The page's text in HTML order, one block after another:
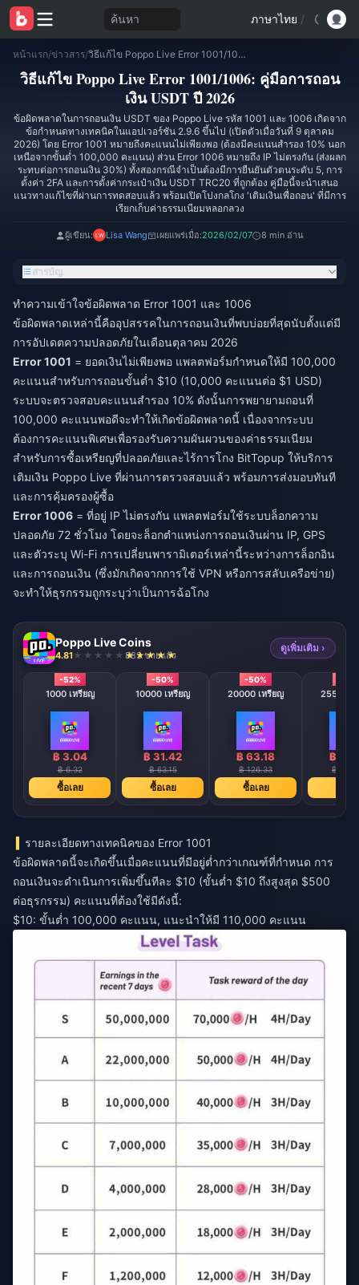
ค้นหา ภาษาไทย /
หน้าแรก/ข่าวสาร/ วิธีแก้ไข Poppo Live Error 1001/1006: คู่มือการถอนเงิน USDT ปี 2026
วิธีแก้ไข Poppo Live Error 1001/1006: คู่มือการถอน
เงิน USDT ปี 2026
ข้อผิดพลาดในการถอนเงิน USDT ของ Poppo Live รหัส 1001 และ 1006 เกิดจาก
ข้อกำหนดทางเทคนิคในแอปเวอร์ชัน 2.9.6 ขึ้นไป (เปิดตัวเมื่อวันที่ 9 ตุลาคม
2026) โดย Error 1001 หมายถึงคะแนนไม่เพียงพอ (ต้องมีคะแนนสำรอง 10% นอก
เหนือจากขั้นต่ำ 100,000 คะแนน) ส่วน Error 1006 หมายถึง IP ไม่ตรงกัน (ส่งผลก
ระทบต่อการถอนเงิน 30%) ทั้งสองกรณีจำเป็นต้องมีการยืนยันตัวตนระดับ 5, การ
ตั้งค่า 2FA และการตั้งค่ากระเป๋าเงิน USDT TRC20 ที่ถูกต้อง คู่มือนี้จะนำเสนอ
แนวทางแก้ไขที่ผ่านการทดสอบแล้ว พร้อมเปิดโปงกลโกง 'เติมเงินเพื่อถอน' ที่มีการ
เรียกเก็บค่าธรรมเนียมหลอกลวง
ผู้เขียน: Lisa Wang เผยแพร่เมื่อ:2026/02/07 8 min อ่าน
สารบัญ
ทำความเข้าใจข้อผิดพลาด Error 1001 และ 1006
ข้อผิดพลาดเหล่านี้คืออุปสรรคในการถอนเงินที่พบบ่อยที่สุดนับตั้งแต่มี
การอัปเดตความปลอดภัยในเดือนตุลาคม 2026
Error 1001 = ยอดเงินไม่เพียงพอ แพลตฟอร์มกำหนดให้มี 100,000
คะแนนสำหรับการถอนขั้นต่ำ $10 (10,000 คะแนนต่อ $1 USD)
ระบบจะตรวจสอบคะแนนสำรอง 10% ดังนั้นการพยายามถอนที่
100,000 คะแนนพอดีจะทำให้เกิดข้อผิดพลาดนี้ เนื่องจากระบบ
ต้องการคะแนนพิเศษเพื่อรองรับความผันผวนของค่าธรรมเนียม
สำหรับการซื้อเหรียญที่ปลอดภัยและไร้การโกง BitTopup ให้บริการ
เติมเงิน Poppo Live ที่ผ่านการตรวจสอบแล้ว พร้อมการส่งมอบทันที
และการคุ้มครองผู้ซื้อ
Error 1006 = ที่อยู่ IP ไม่ตรงกัน แพลตฟอร์มใช้ระบบล็อกความ
ปลอดภัย 72 ชั่วโมง โดยจะล็อกตำแหน่งการถอนเงินผ่าน IP, GPS
และตัวระบุ Wi-Fi การเปลี่ยนพารามิเตอร์เหล่านี้ระหว่างการล็อกอิน
และการถอนเงิน (ซึ่งมักเกิดจากการใช้ VPN หรือการสลับเครือข่าย)
จะทำให้ธุรกรรมถูกระบุว่าเป็นการฉ้อโกง
Poppo Live Coins
4.81 883 ขายแล้ว
ดูเพิ่มเติม ›
-52%
1000 เหรียญ
฿ 3.04
฿ 6.32
ซื้อเลย
-50%
10000 เหรียญ
฿ 31.42
฿ 63.15
ซื้อเลย
-50%
20000 เหรียญ
฿ 63.18
฿ 126.33
ซื้อเลย
25500 เ
฿
฿
รายละเอียดทางเทคนิคของ Error 1001
ข้อผิดพลาดนี้จะเกิดขึ้นเมื่อคะแนนที่มีอยู่ต่ำกว่าเกณฑ์ที่กำหนด การ
ถอนเงินจะดำเนินการเพิ่มขึ้นทีละ $10 (ขั้นต่ำ $10 ถึงสูงสุด $500
ต่อธุรกรรม) คะแนนที่ต้องใช้มีดังนี้:
$10: ขั้นต่ำ 100,000 คะแนน, แนะนำให้มี 110,000 คะแนน